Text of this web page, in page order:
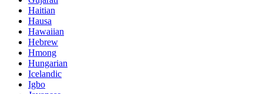
Haitian
Hausa
Hawaiian
Hebrew
Hmong
Hungarian
Icelandic
Igbo